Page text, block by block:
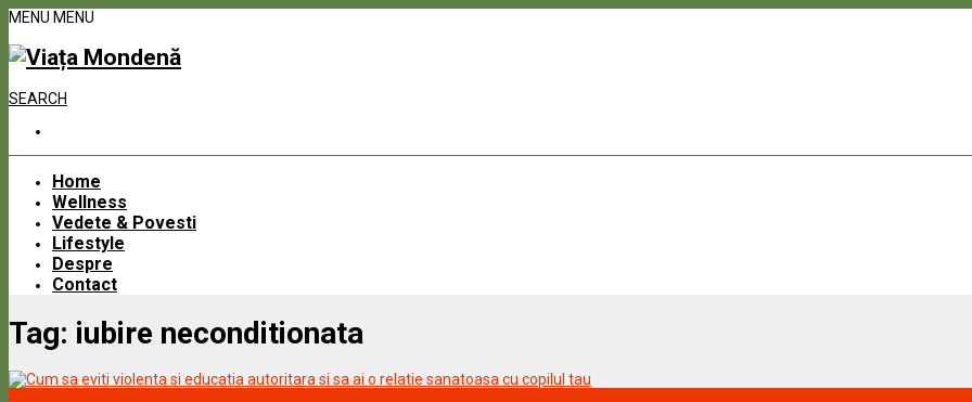
MENU MENU
SEARCH
Home
Wellness
Vedete & Povesti
Lifestyle
Despre
Contact
Tag: iubire neconditionata